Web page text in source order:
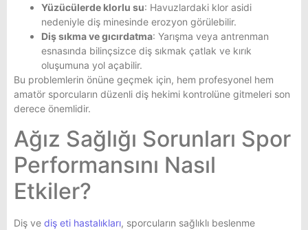
Yüzücülerde klorlu su: Havuzlardaki klor asidi
nedeniyle diş minesinde erozyon görülebilir.
Diş sıkma ve gıcırdatma: Yarışma veya antrenman
esnasında bilinçsizce diş sıkmak çatlak ve kırık
oluşumuna yol açabilir.
Bu problemlerin önüne geçmek için, hem profesyonel hem
amatör sporcuların düzenli diş hekimi kontrolüne gitmeleri son
derece önemlidir.
Ağız Sağlığı Sorunları Spor
Performansını Nasıl
Etkiler?
Diş ve diş eti hastalıkları, sporcuların sağlıklı beslenme